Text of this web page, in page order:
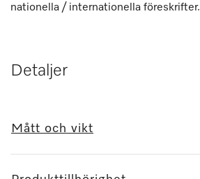
nationella / internationella föreskrifter.
Detaljer
Mått och vikt